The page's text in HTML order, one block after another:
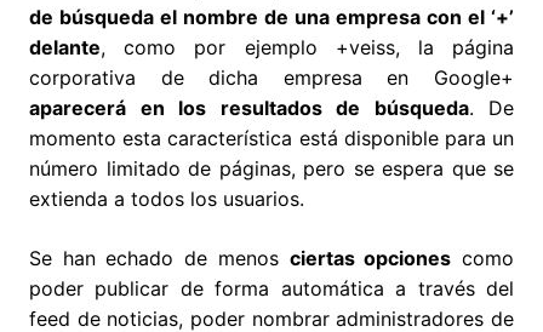
de búsqueda el nombre de una empresa con el ‘+’
delante, como por ejemplo +veiss, la página
corporativa de dicha empresa en Google+
aparecerá en los resultados de búsqueda. De
momento esta característica está disponible para un
número limitado de páginas, pero se espera que se
extienda a todos los usuarios.
Se han echado de menos ciertas opciones como
poder publicar de forma automática a través del
feed de noticias, poder nombrar administradores de